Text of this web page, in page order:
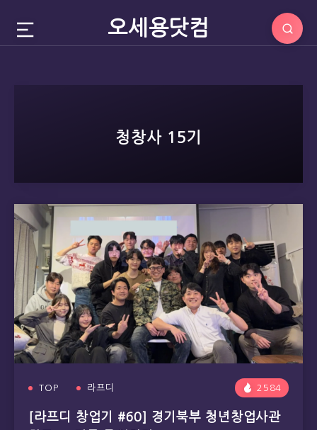
오세용닷컴
청창사 15기
TOP 라프디 2584
[라프디 창업기 #60] 경기북부 청년창업사관